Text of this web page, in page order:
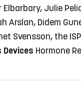
Julie
Didem
Svensson, the
Devices Hormone